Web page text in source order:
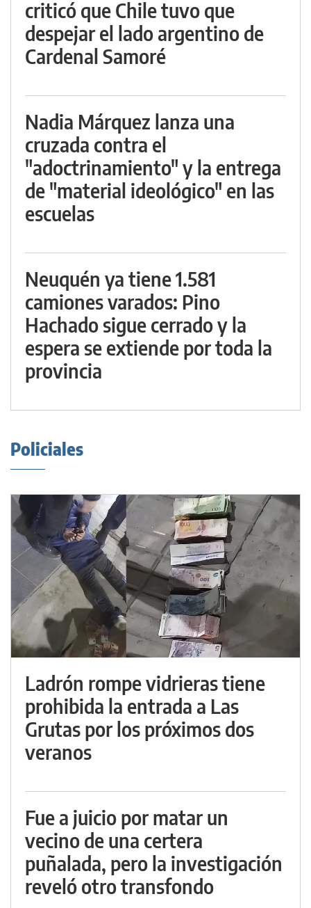
criticó que Chile tuvo que
despejar el lado argentino de
Cardenal Samoré
Nadia Márquez lanza una
cruzada contra el
"adoctrinamiento" y la entrega
de "material ideológico" en las
escuelas
Neuquén ya tiene 1.581
camiones varados: Pino
Hachado sigue cerrado y la
espera se extiende por toda la
provincia
Policiales
Ladrón rompe vidrieras tiene
prohibida la entrada a Las
Grutas por los próximos dos
veranos
Fue a juicio por matar un
vecino de una certera
puñalada, pero la investigación
reveló otro transfondo